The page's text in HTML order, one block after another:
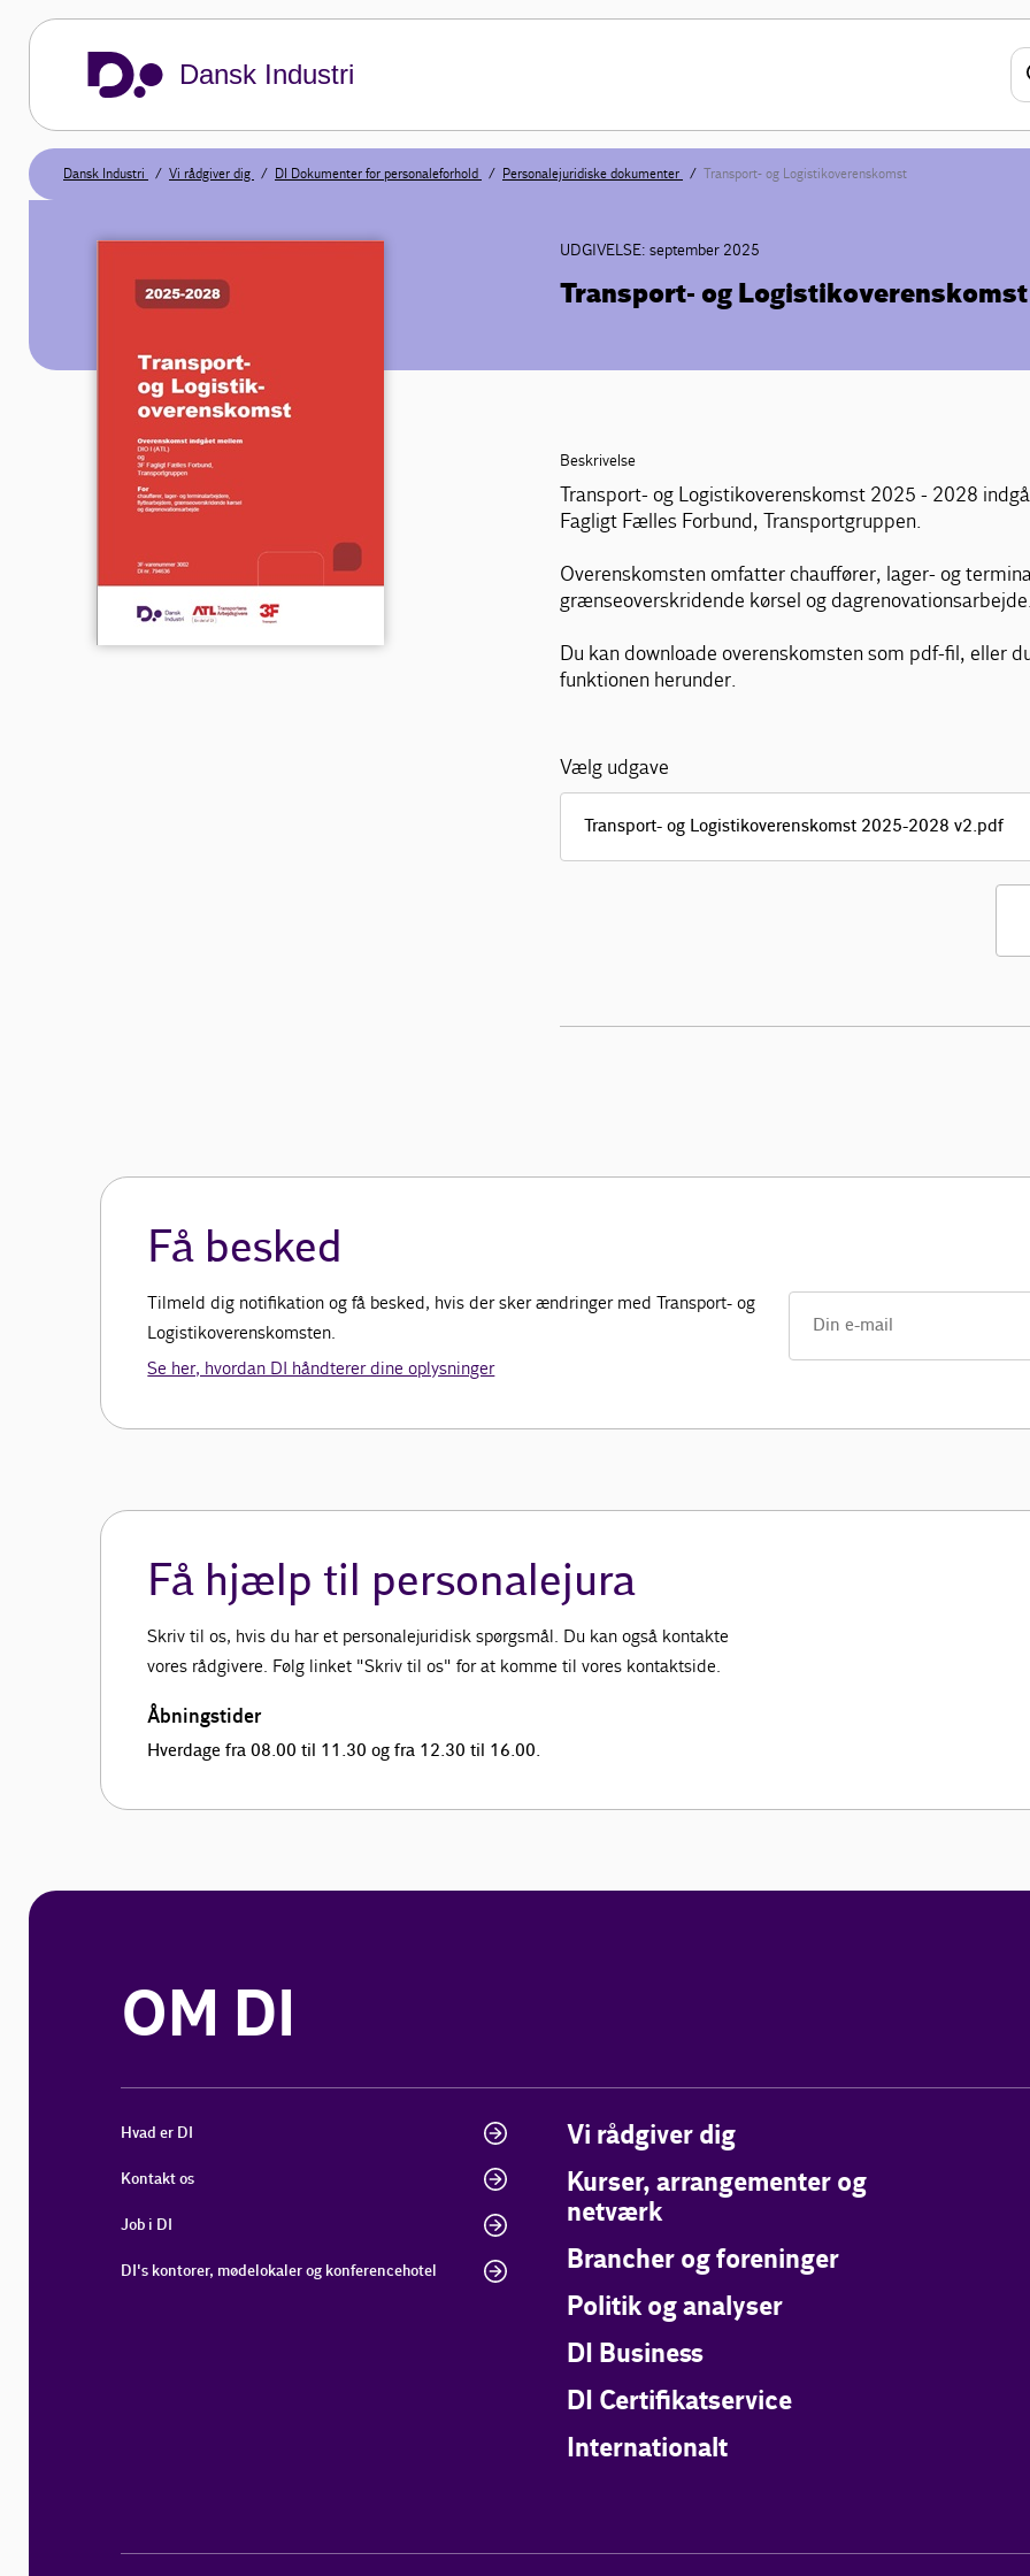
Dansk Industri
Dansk Industri Vi rådgiver dig DI Dokumenter for personaleforhold Personalejuridiske dokumenter Transport- og Logistikoverenskomst
UDGIVELSE: september 2025
Transport- og Logistikoverenskomst
Beskrivelse
Transport- og Logistikoverenskomst 2025 - 2028
Fagligt Fælles Forbund, Transportgruppen.
Overenskomsten omfatter chauffører, lager- og
grænseoverskridende kørsel og dagrenovationsarbejde.
Du kan downloade overenskomsten som pdf-fil, eller
funktionen herunder.
Vælg udgave
Få besked
Tilmeld dig notifikation og få besked, hvis der sker ændringer med Transport- og
Logistikoverenskomsten.
Se her, hvordan DI håndterer dine oplysninger
Få hjælp til personalejura
Skriv til os, hvis du har et personalejuridisk spørgsmål. Du kan også kontakte
vores rådgivere. Følg linket "Skriv til os" for at komme til vores kontaktside.
Åbningstider
Hverdage fra 08.00 til 11.30 og fra 12.30 til 16.00.
OM DI
Hvad er DI
Kontakt os
Job i DI
DI's kontorer, mødelokaler og konferencehotel
Vi rådgiver dig
Kurser, arrangementer og
netværk
Brancher og foreninger
Politik og analyser
DI Business
DI Certifikatservice
Internationalt